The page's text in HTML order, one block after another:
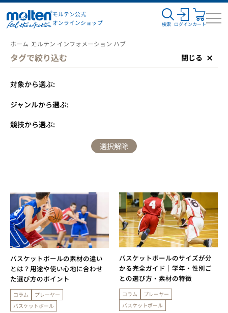
モルテン公式
オンラインショップ
検索 ログインカート
ホーム モルテン インフォメーション ハブ
タグで絞り込む 閉じる
対象から選ぶ:
ジャンルから選ぶ:
競技から選ぶ:
選択解除
バスケットボールの素材の違い
とは？用途や使い心地に合わせ
た選び方のポイント
コラム
プレーヤー
バスケットボール
バスケットボールのサイズが分
かる完全ガイド｜学年・性別ご
との選び方・素材の特徴
コラム
プレーヤー
バスケットボール